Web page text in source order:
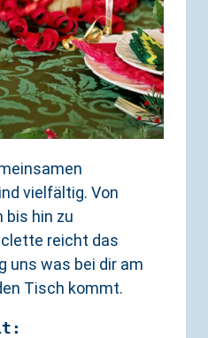
vielfältig. Von
bis hin zu
reicht das
uns was bei dir am
Tisch kommt.